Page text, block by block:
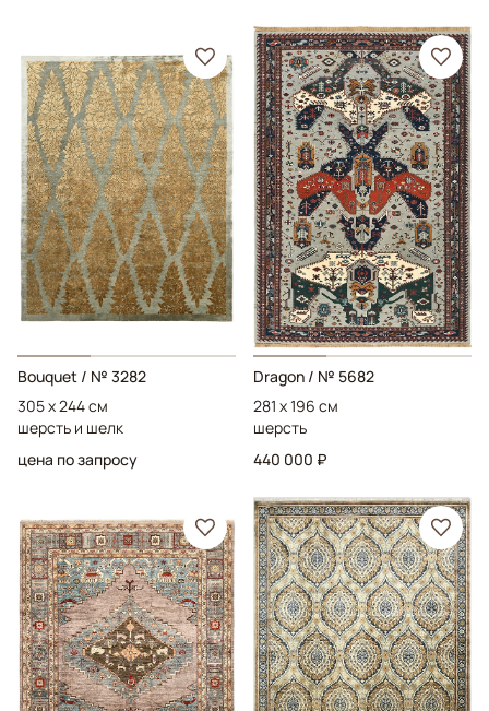
Bouquet / № 3282
305 x 244 см
шерсть и шелк
цена по запросу
Dragon / № 5682
281 x 196 см
шерсть
440 000 ₽